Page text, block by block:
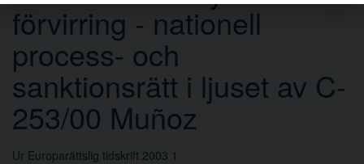
förvirring - nationell
process- och
sanktionsrätt i ljuset av C-
253/00 Muñoz
Ur Europarättslig tidskrift 2003 1